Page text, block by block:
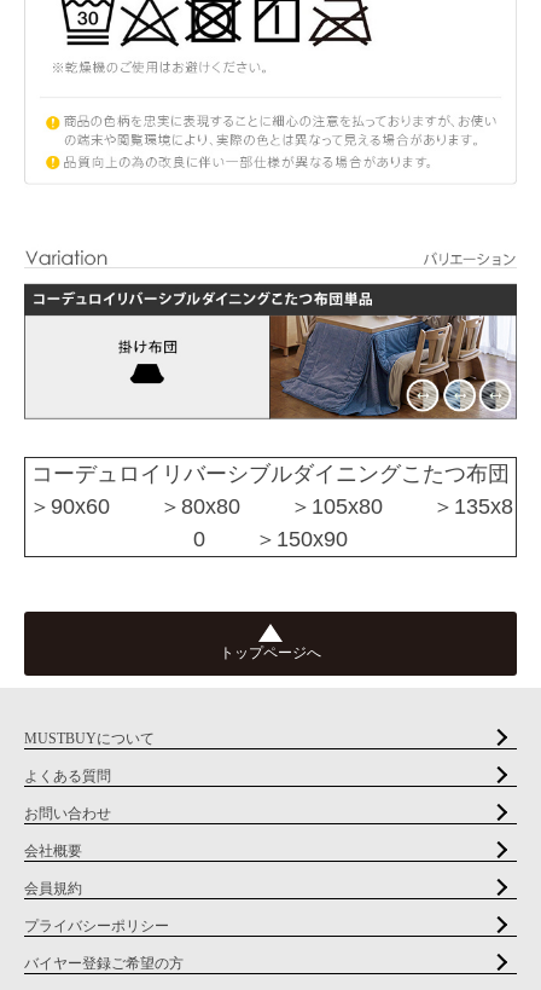
コーデュロイリバーシブルダイニングこたつ布団
＞90x60 ＞80x80 ＞105x80 ＞135x8
0 ＞150x90
トップページへ
MUSTBUYについて
よくある質問
お問い合わせ
会社概要
会員規約
プライバシーポリシー
バイヤー登録ご希望の方